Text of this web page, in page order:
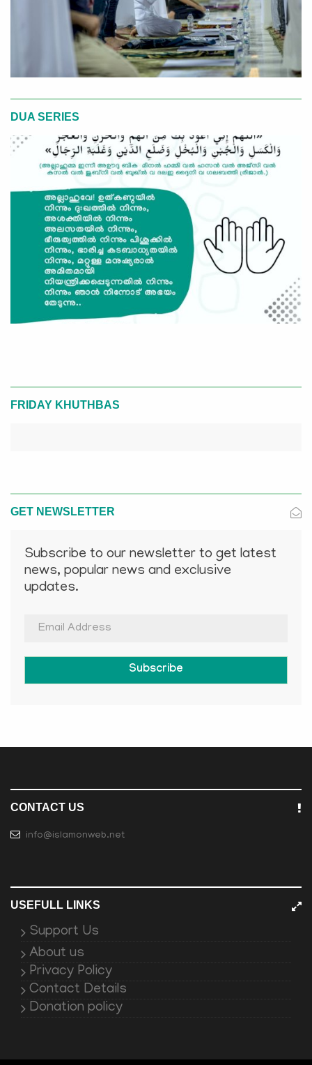
DUA SERIES
FRIDAY KHUTHBAS
GET NEWSLETTER
Subscribe to our newsletter to get latest
news, popular news and exclusive
updates.
Subscribe
CONTACT US
info@islamonweb.net
USEFULL LINKS
Support Us
About us
Privacy Policy
Contact Details
Donation policy